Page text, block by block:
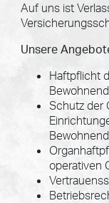
Auf uns ist
Unsere
Haftpflicht
Schutz der
operativen